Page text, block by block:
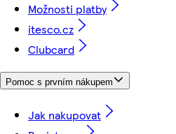
Možnosti platby
itesco.cz
Clubcard
Pomoc s prvním nákupem
Jak nakupovat